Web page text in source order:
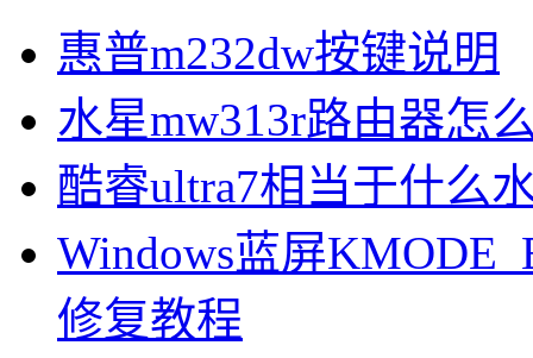
惠普m232dw按键说明
水星mw313r路由器怎
酷睿ultra7相当于什么
Windows蓝屏
修复教程